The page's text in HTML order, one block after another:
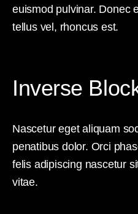
euismod pulvinar. Donec
tellus vel, rhoncus est.
Inverse
Nascetur eget aliquam
penatibus dolor. Orci
felis adipiscing nascetur
vitae.